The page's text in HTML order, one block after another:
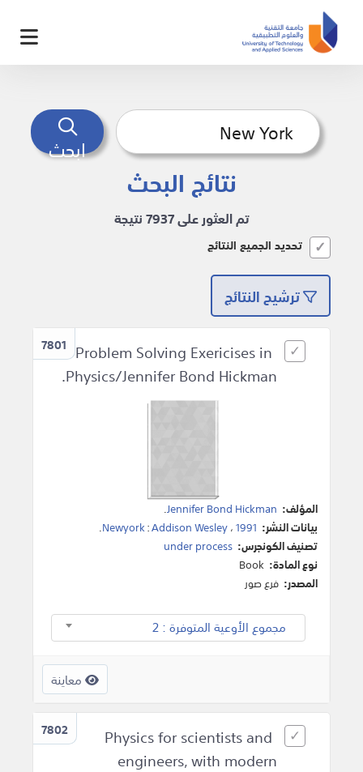
ابحث
نتائج البحث
تم العثور على 7937 نتيجة
تحديد الجميع النتائج
ترشيح النتائج
7801 Problem Solving Exericises in
Physics/Jennifer Bond Hickman.
المؤلف: Jennifer Bond Hickman
.
بيانات النشر:
Newyork:Addison Wesley،1991
.
تصنيف الكونجرس: under process
نوع المادة: Book
المصدر: فرع صور
مجموع الأوعية المتوفرة : 2
معاينة
7802
Physics for scientists and
engineers, with modern